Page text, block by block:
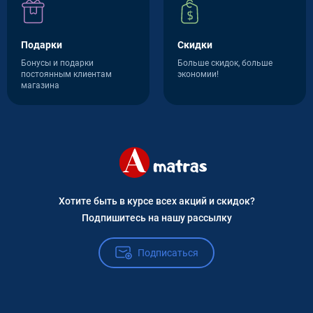
Подарки
Бонусы и подарки
постоянным клиентам
магазина
Скидки
Больше скидок, больше
экономии!
Хотите быть в курсе всех акций и скидок?
Подпишитесь на нашу рассылку
Подписаться